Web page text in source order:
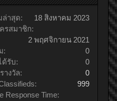
ล่าสุด:
18 สิงหาคม 2023
รสมาชิก:
2 พฤศจิกายน 2021
:
0
ด้รับ:
0
างวัล:
0
999
Response Time: